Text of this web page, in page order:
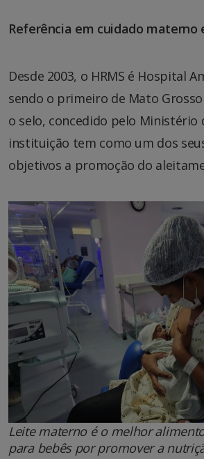
Referência em cuidado materno
Desde 2003, o HRMS é Hospital
sendo o primeiro de Mato
o selo, concedido pelo Ministério
instituição tem como um dos
objetivos a promoção do
Leite materno é o melhor
para bebês por promover a